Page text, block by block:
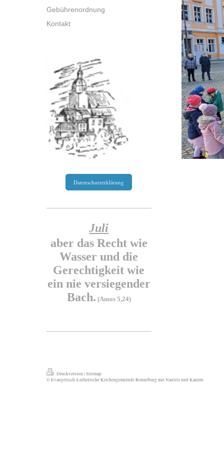
Gebührenordnung
Kontakt
Datenschutzerklärung
Juli
aber das Recht wie
Wasser und die
Gerechtigkeit wie
ein nie versiegender
Bach. (Amos 5,24)
Druckversion |Sitemap
© Evangelisch-Lutherische Kirchengemeinde Ronneburg mit Naulitz und Kauern